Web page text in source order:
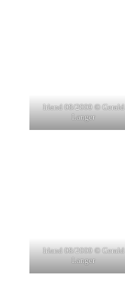
Irland 08/2009 © Gerald
Langer
Irland 08/2009 © Gerald
Langer